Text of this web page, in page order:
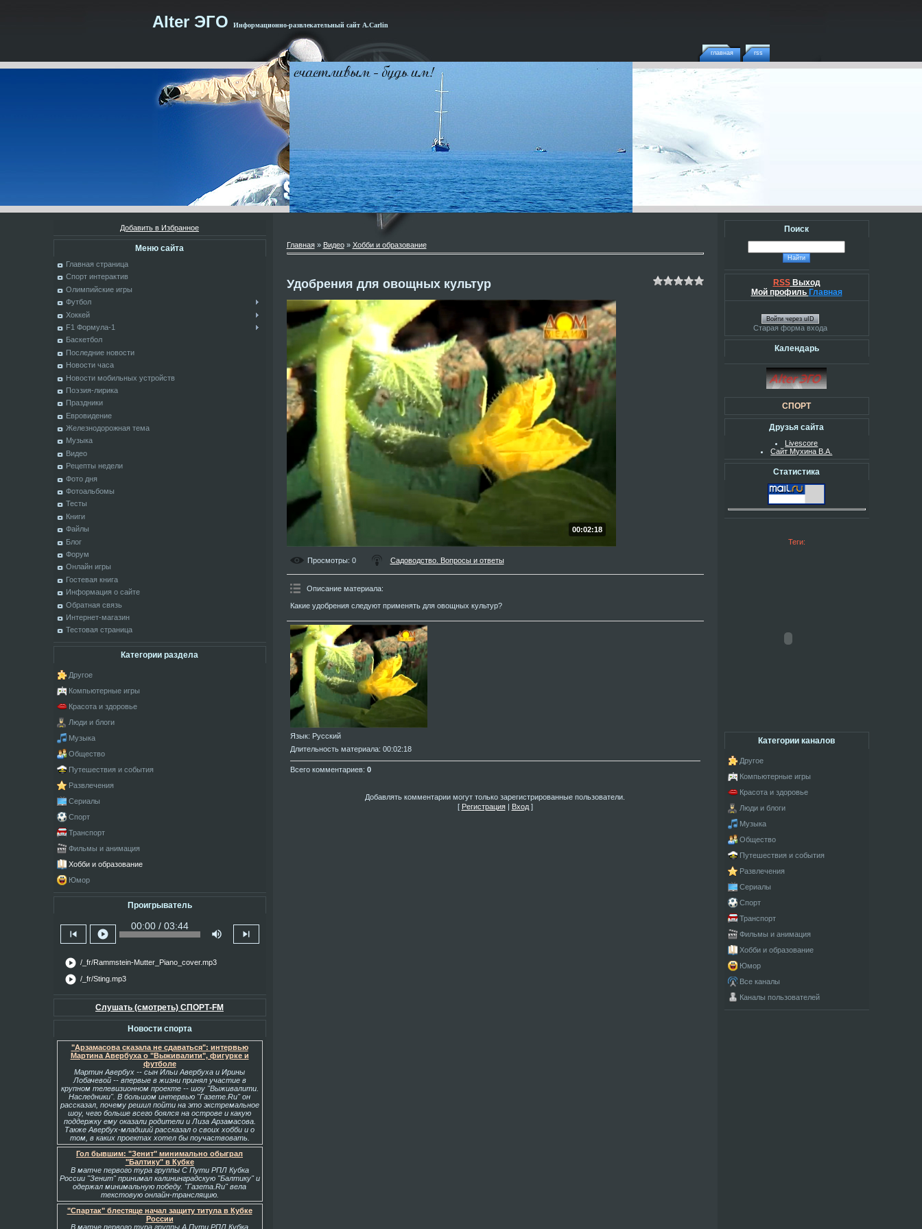
Alter ЭГО Информационно-развлекательный сайт А.Carlin
rss
главная
Добавить в Избранное
Меню сайта
Главная страница
Спорт интерактив
Олимпийские игры
Футбол
Хоккей
F1 Формула-1
Баскетбол
Последние новости
Новости часа
Новости мобильных устройств
Поэзия-лирика
Праздники
Евровидение
Железнодорожная тема
Музыка
Видео
Рецепты недели
Фото дня
Фотоальбомы
Тесты
Книги
Файлы
Блог
Форум
Онлайн игры
Гостевая книга
Информация о сайте
Обратная связь
Интернет-магазин
Тестовая страница
Категории раздела
Другое
Компьютерные игры
Красота и здоровье
Люди и блоги
Музыка
Общество
Путешествия и события
Развлечения
Сериалы
Спорт
Транспорт
Фильмы и анимация
Хобби и образование
Юмор
Проигрыватель
skip_previous play_circle
00:00 / 03:44
volume_up skip_next
play_circle /_fr/Rammstein-Mutter_Piano_cover.mp3
play_circle /_fr/Sting.mp3
Слушать (смотреть) СПОРТ-FM
Новости спорта
"Арзамасова сказала не сдаваться": интервью
Мартина Авербуха о "Выживалити", фигурке и
футболе
Мартин Авербух -- сын Ильи Авербуха и Ирины
Лобачевой -- впервые в жизни принял участие в
крупном телевизионном проекте -- шоу "Выживалити.
Наследники". В большом интервью "Газете.Ru" он
рассказал, почему решил пойти на это экстремальное
шоу, чего больше всего боялся на острове и какую
поддержку ему оказали родители и Лиза Арзамасова.
Также Авербух-младший рассказал о своих хобби и о
том, в каких проектах хотел бы поучаствовать.
Гол бывшим: "Зенит" минимально обыграл
"Балтику" в Кубке
В матче первого тура группы С Пути РПЛ Кубка
России "Зенит" принимал калининградскую "Балтику" и
одержал минимальную победу. "Газета.Ru" вела
текстовую онлайн-трансляцию.
"Спартак" блестяще начал защиту титула в Кубке
России
В матче первого тура группы А Пути РПЛ Кубка
Главная» Видео» Хобби и образование
Удобрения для овощных культур
00:02:18
Просмотры: 0 Садоводство. Вопросы и ответы
Описание материала:
Какие удобрения следуют применять для овощных культур?
Язык: Русский
Длительность материала: 00:02:18
Всего комментариев: 0
Добавлять комментарии могут только зарегистрированные пользователи.
[ Регистрация| Вход]
Поиск
RSS Выход
Мой профиль Главная
Войти через uID
Старая форма входа
Календарь
СПОРТ
Друзья сайта
Livescore
Сайт Мухина В.А.
Статистика
Теги:
Категории каналов
Другое
Компьютерные игры
Красота и здоровье
Люди и блоги
Музыка
Общество
Путешествия и события
Развлечения
Сериалы
Спорт
Транспорт
Фильмы и анимация
Хобби и образование
Юмор
Все каналы
Каналы пользователей